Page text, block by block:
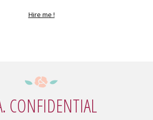
Hire me !
CONFIDENTIAL